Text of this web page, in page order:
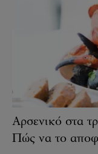
Αρσενικό στα
Πώς να το